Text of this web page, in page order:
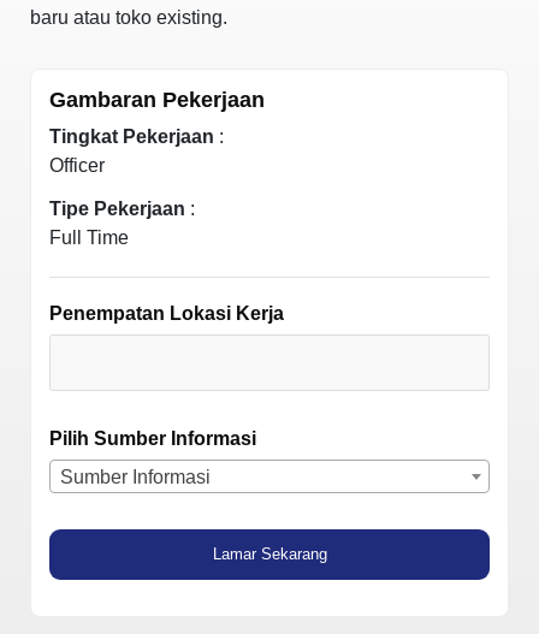
baru atau toko existing.
Gambaran Pekerjaan
Tingkat Pekerjaan :
Officer
Tipe Pekerjaan :
Full Time
Penempatan Lokasi Kerja
Pilih Sumber Informasi
Sumber Informasi
Lamar Sekarang